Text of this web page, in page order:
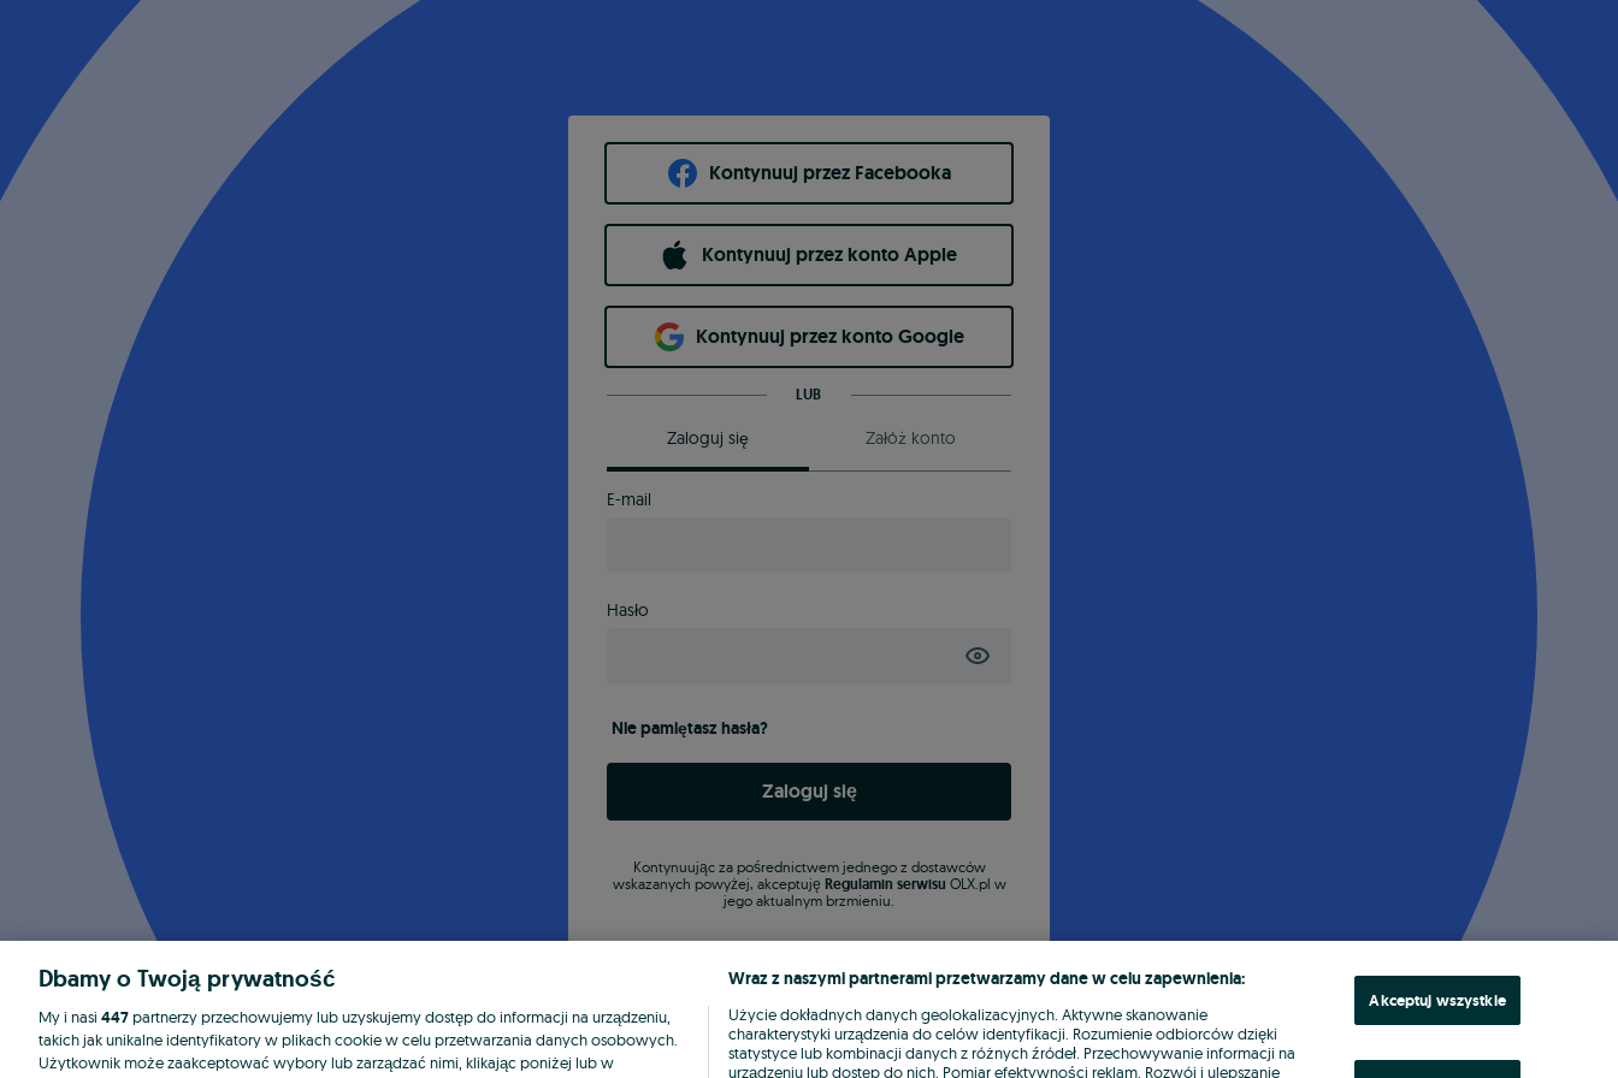
Kontynuuj przez Facebooka
Kontynuuj przez konto Apple
Kontynuuj przez konto Google
LUB
Zaloguj się Załóż konto
E-mail
Hasło
Nie pamiętasz hasła?
Zaloguj się
Kontynuując za pośrednictwem jednego z dostawców
wskazanych powyżej, akceptuję Regulamin serwisu OLX.pl w
jego aktualnym brzmieniu.
Dbamy o Twoją prywatność
My i nasi 447partnerzy przechowujemy lub uzyskujemy dostęp do informacji na urządzeniu,
takich jak unikalne identyfikatory w plikach cookie w celu przetwarzania danych osobowych.
Użytkownik może zaakceptować wybory lub zarządzać nimi, klikając poniżej lub w
Wraz z naszymi partnerami przetwarzamy dane w celu zapewnienia:
Użycie dokładnych danych geolokalizacyjnych. Aktywne skanowanie
charakterystyki urządzenia do celów identyfikacji. Rozumienie odbiorców dzięki
statystyce lub kombinacji danych z różnych źródeł. Przechowywanie informacji na
urządzeniu lub dostęp do nich. Pomiar efektywności reklam. Rozwój i ulepszanie
Akceptuj wszystkie